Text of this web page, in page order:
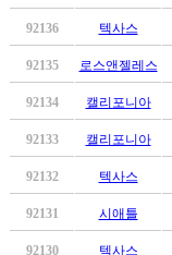
신
사
무
92136 텍사스
92135 로스앤젤레스
92134 캘리포니아
92133 캘리포니아
92132 텍사스
92131 시애틀
92130 텍사스